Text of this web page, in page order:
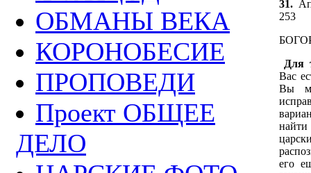
ОБМАНЫ ВЕКА
КОРОНОБЕСИЕ
ПРОПОВЕДИ
Проект ОБЩЕЕ
ДЕЛО
31.
253
Для
Вас
Вы
его